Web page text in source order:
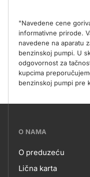
"Navedene cene
informativne prirode.
navedene na aparatu
benzinskoj pumpi. U
odgovornost za
kupcima
benzinskoj pumpi pre
???O NAMA
O
O preduzeću
Lična karta